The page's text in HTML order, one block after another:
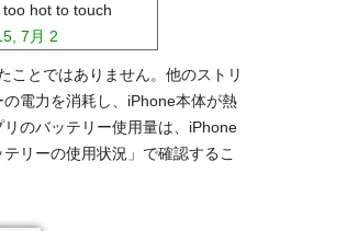
hot to touch
7月 2
ことではありません。他のストリ
電力を消耗し、iPhone本体が熱
のバッテリー使用量は、iPhone
リーの使用状況」で確認するこ